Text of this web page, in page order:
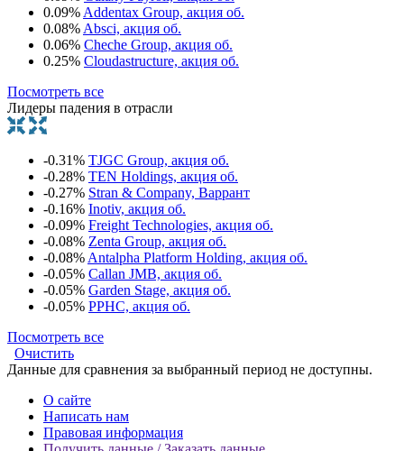
0.09% Addentax Group, акция об.
0.08% Absci, акция об.
0.06% Cheche Group, акция об.
0.25% Cloudastructure, акция об.
Посмотреть все
Лидеры падения в отрасли
-0.31% TJGC Group, акция об.
-0.28% TEN Holdings, акция об.
-0.27% Stran & Company, Варрант
-0.16% Inotiv, акция об.
-0.09% Freight Technologies, акция об.
-0.08% Zenta Group, акция об.
-0.08% Antalpha Platform Holding, акция об.
-0.05% Callan JMB, акция об.
-0.05% Garden Stage, акция об.
-0.05% PPHC, акция об.
Посмотреть все
Очистить
Данные для сравнения за выбранный период не доступны.
О сайте
Написать нам
Правовая информация